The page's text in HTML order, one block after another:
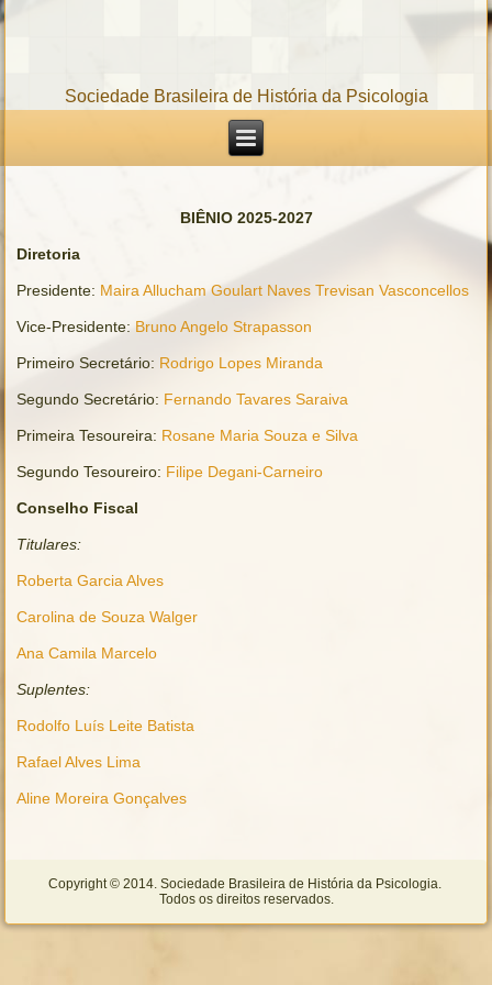
Sociedade Brasileira de História da Psicologia
BIÊNIO 2025-2027
Diretoria
Presidente: Maira Allucham Goulart Naves Trevisan Vasconcellos
Vice-Presidente: Bruno Angelo Strapasson
Primeiro Secretário: Rodrigo Lopes Miranda
Segundo Secretário: Fernando Tavares Saraiva
Primeira Tesoureira: Rosane Maria Souza e Silva
Segundo Tesoureiro: Filipe Degani-Carneiro
Conselho Fiscal
Titulares:
Roberta Garcia Alves
Carolina de Souza Walger
Ana Camila Marcelo
Suplentes:
Rodolfo Luís Leite Batista
Rafael Alves Lima
Aline Moreira Gonçalves
Copyright © 2014. Sociedade Brasileira de História da Psicologia.
Todos os direitos reservados.